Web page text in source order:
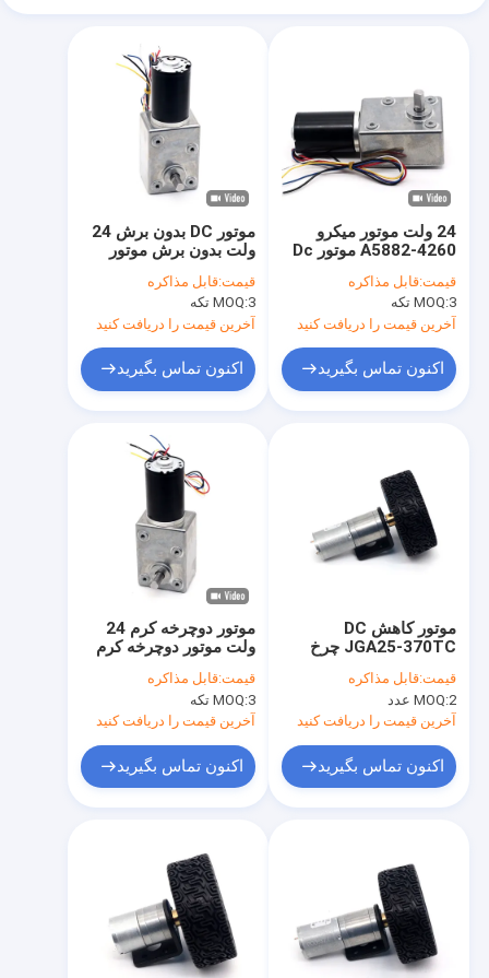
محصولات
درباره ما
تور کارخانه
موتور DC بدون برش 24
ولت بدون برش موتور
قیمت:قابل مذاکره
MOQ:3 تکه
آخرین قیمت را دریافت کنید
اکنون تماس بگیرید
24 ولت موتور میکرو
A5882-4260 موتور Dc
قیمت:قابل مذاکره
MOQ:3 تکه
آخرین قیمت را دریافت کنید
اکنون تماس بگیرید
موتور دوچرخه کرم 24
ولت موتور دوچرخه کرم
فلزی A5882-4260
موتور دوچرخه دمای بالا
قیمت:قابل مذاکره
MOQ:3 تکه
آخرین قیمت را دریافت کنید
اکنون تماس بگیرید
موتور کاهش DC
JGA25-370TC چرخ
کردن براکت اتصال موتور
آستین
قیمت:قابل مذاکره
MOQ:2 عدد
آخرین قیمت را دریافت کنید
اکنون تماس بگیرید